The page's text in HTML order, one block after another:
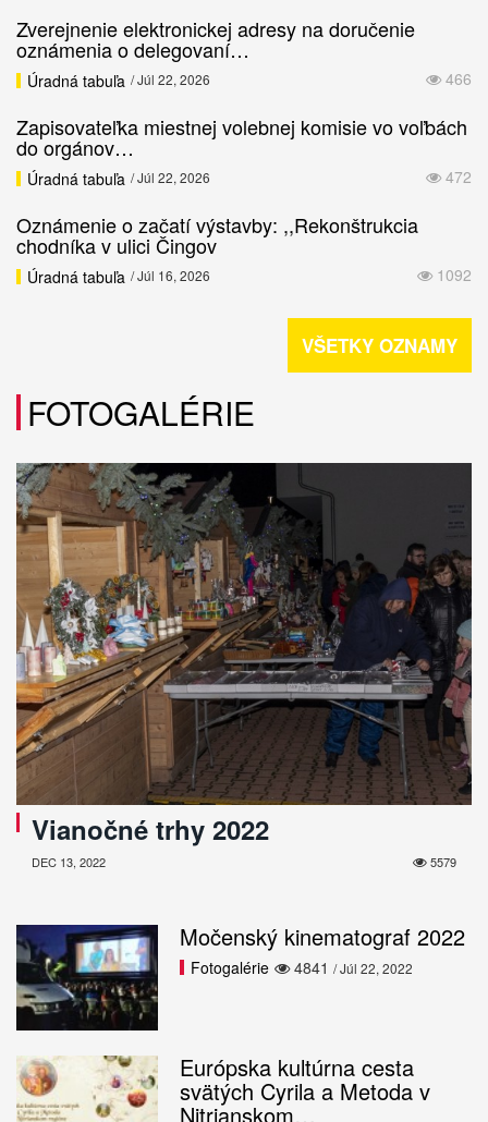
Zverejnenie elektronickej adresy na doručenie
oznámenia o delegovaní…
466
Úradná tabuľa / Júl 22, 2026
Zapisovateľka miestnej volebnej komisie vo voľbách
do orgánov…
472
Úradná tabuľa / Júl 22, 2026
Oznámenie o začatí výstavby: ,,Rekonštrukcia
chodníka v ulici Čingov
1092
Úradná tabuľa / Júl 16, 2026
VŠETKY OZNAMY
FOTOGALÉRIE
Vianočné trhy 2022
5579
DEC 13, 2022
Močenský kinematograf 2022
4841
Fotogalérie / Júl 22, 2022
Európska kultúrna cesta
svätých Cyrila a Metoda v
Nitrianskom…